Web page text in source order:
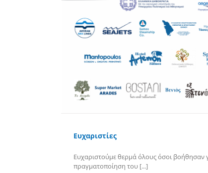
Ευχαριστίες
Ευχαριστούμε θερμά όλους όσοι βοήθησαν
πραγματοποίηση του [...]